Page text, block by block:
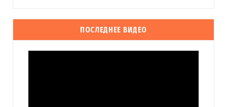
ПОСЛЕДНЕЕ ВИДЕО